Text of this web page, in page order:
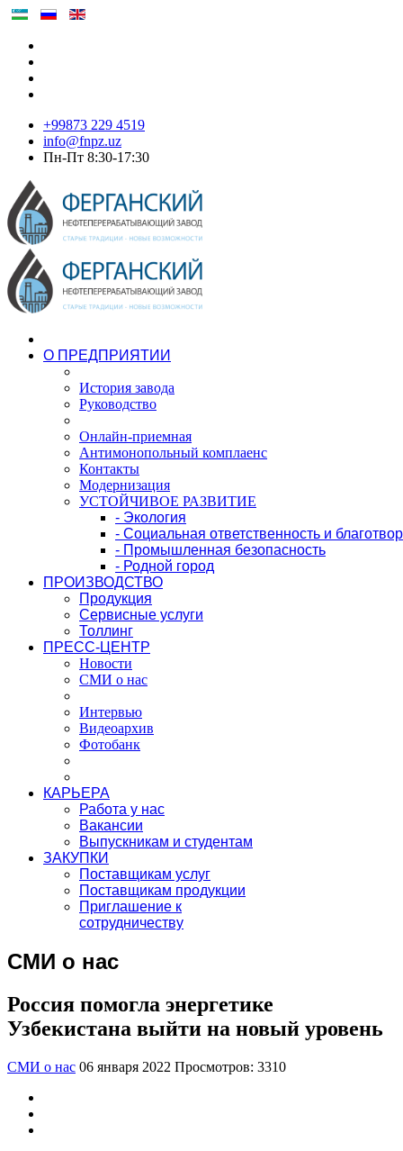
+99873 229 4519
info@fnpz.uz
Пн-Пт 8:30-17:30
О ПРЕДПРИЯТИИ
История завода
Руководство
Онлайн-приемная
Антимонопольный комплаенс
Контакты
Модернизация
УСТОЙЧИВОЕ РАЗВИТИЕ
- Экология
- Социальная ответственность и
- Промышленная безопасность
- Родной город
ПРОИЗВОДСТВО
Продукция
Сервисные услуги
Толлинг
ПРЕСС-ЦЕНТР
Новости
СМИ о нас
Интервью
Видеоархив
Фотобанк
КАРЬЕРА
Работа у нас
Вакансии
Выпускникам и студентам
ЗАКУПКИ
Поставщикам услуг
Поставщикам продукции
Приглашение к
сотрудничеству
СМИ о нас
Россия помогла энергетике
Узбекистана выйти на новый уровень
СМИ о нас 06 января 2022 Просмотров: 3310